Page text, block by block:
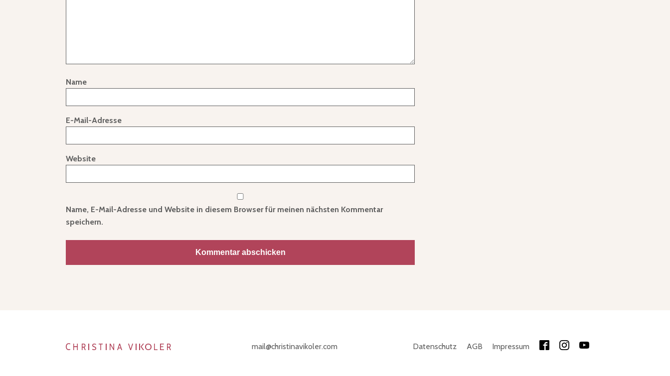
Name
E-Mail-Adresse
Website
Name, E-Mail-Adresse und Website in diesem Browser für meinen nächsten Kommentar
speichern.
mail@christinavikoler.com Datenschutz AGB Impressum